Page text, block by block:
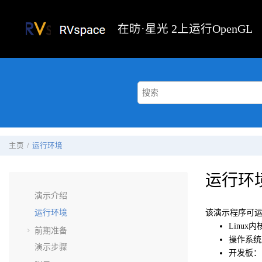
在昉·星光 2 上运行OpenGL
主页 运行环境
演示介绍
运行环境
前期准备
演示步骤
运行环
该演示程序可
Linux内
操作系
开发板：